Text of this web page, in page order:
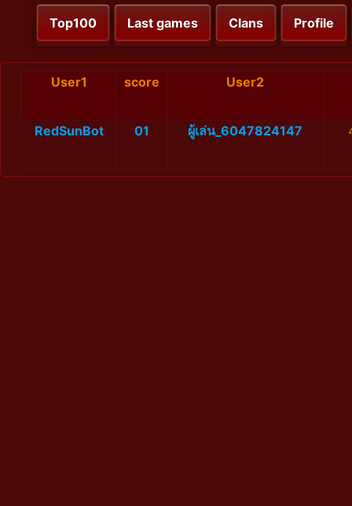
Top100 Last games Clans Profile
User1 score User2
RedSunBot 01 ผู้เล่น_6047824147